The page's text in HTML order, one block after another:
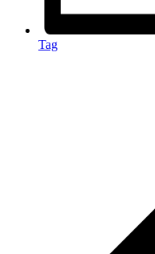
Tag